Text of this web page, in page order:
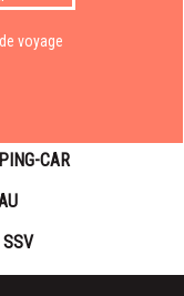
voyage
CAR
SSV